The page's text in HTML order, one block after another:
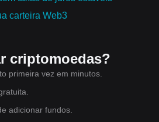
carteira Web3
criptomoedas?
primeira vez em minutos.
adicionar fundos.